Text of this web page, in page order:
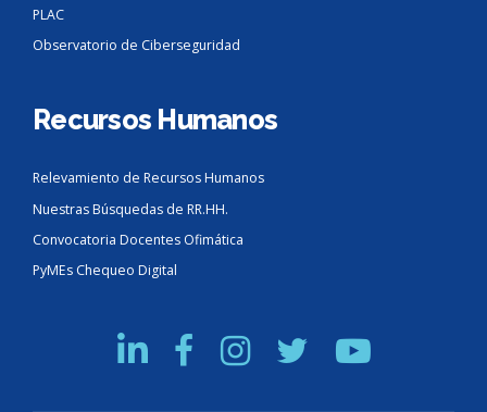
PLAC
Observatorio de Ciberseguridad
Recursos Humanos
Relevamiento de Recursos Humanos
Nuestras Búsquedas de RR.HH.
Convocatoria Docentes Ofimática
PyMEs Chequeo Digital